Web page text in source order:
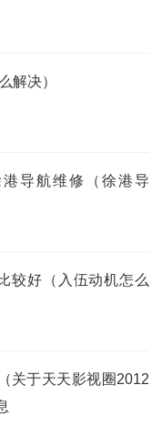
解决）
导航维修（徐港导
较好（入伍动机怎么
关于天天影视圈2012